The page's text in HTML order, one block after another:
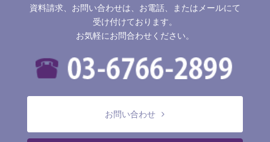
資料請求、お問い合わせは、お電話、またはメールにて
受け付けております。
お気軽にお問合わせください。
お問い合わせ